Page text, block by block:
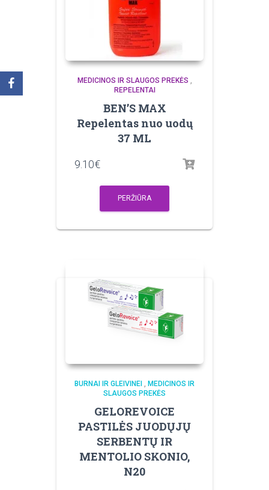
MEDICINOS IR SLAUGOS PREKĖS ,
REPELENTAI
BEN’S MAX
Repelentas nuo uodų
37 ML
9.10€
PERŽIŪRA
BURNAI IR GLEIVINEI
MEDICINOS IR
SLAUGOS PREKĖS
GELOREVOICE
PASTILĖS JUODŲJŲ
SERBENTŲ IR
MENTOLIO SKONIO,
N20